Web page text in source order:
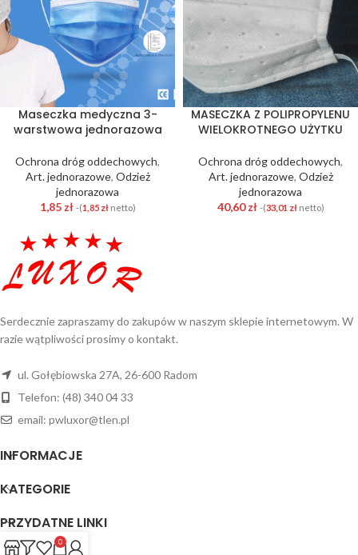
Maseczka medyczna 3-
warstwowa jednorazowa
Ochrona dróg oddechowych,
Art. jednorazowe, Odzież
jednorazowa
1,85 zł -(1,85 złnetto)
MASECZKA Z POLIPROPYLENU
WIELOKROTNEGO UŻYTKU
Ochrona dróg oddechowych,
Art. jednorazowe, Odzież
jednorazowa
40,60zł -(33,01 złnetto)
Serdecznie zapraszamy do zakupów w naszym sklepie internetowym. W
razie wątpliwości prosimy o kontakt.
ul. Gołębiowska 27A, 26-600 Radom
Telefon: (48) 340 04 33
email: pwluxor@tlen.pl
INFORMACJE
KATEGORIE
PRZYDATNE LINKI
0